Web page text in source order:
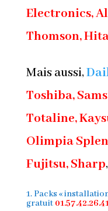
Electronics,
Thomson,
Mais aussi,
Toshiba,
Totaline,
Olimpia
Fujitsu, Sharp
1. Packs «
gratuit